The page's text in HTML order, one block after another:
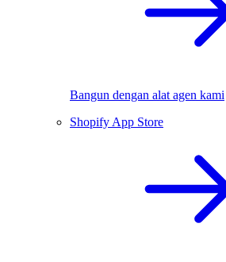
Bangun dengan alat agen kami
Shopify App Store